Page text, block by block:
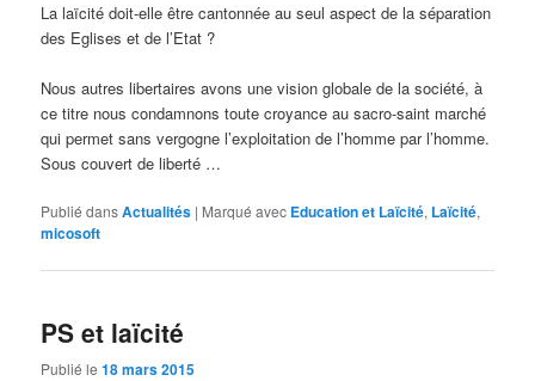
La laïcité doit-elle être cantonnée au seul aspect de la séparation
des Eglises et de l’Etat ?
Nous autres libertaires avons une vision globale de la société, à
ce titre nous condamnons toute croyance au sacro-saint marché
qui permet sans vergogne l’exploitation de l’homme par l’homme.
Sous couvert de liberté …
Publié dansActualités | Marqué avec Education et Laïcité, Laïcité,
micosoft
PS et laïcité
Publié le18 mars 2015